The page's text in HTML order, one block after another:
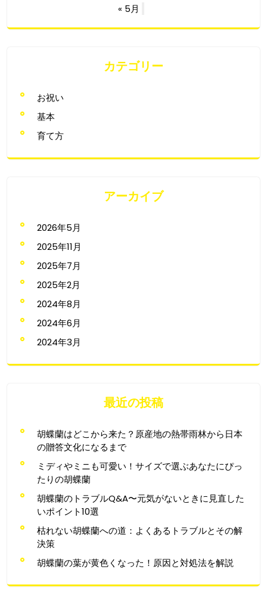
« 5月
カテゴリー
お祝い
基本
育て方
アーカイブ
2026年5月
2025年11月
2025年7月
2025年2月
2024年8月
2024年6月
2024年3月
最近の投稿
胡蝶蘭はどこから来た？原産地の熱帯雨林から日本
の贈答文化になるまで
ミディやミニも可愛い！サイズで選ぶあなたにぴっ
たりの胡蝶蘭
胡蝶蘭のトラブルQ&A〜元気がないときに見直した
いポイント10選
枯れない胡蝶蘭への道：よくあるトラブルとその解
決策
胡蝶蘭の葉が黄色くなった！原因と対処法を解説